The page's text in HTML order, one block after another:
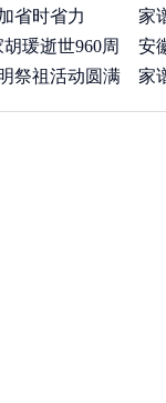
圆
省时省力 家
瑗逝世960周
安
李
祭祖活动圆满
家